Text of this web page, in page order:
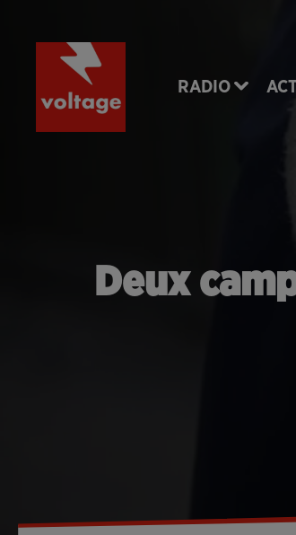
RADIO
Deux